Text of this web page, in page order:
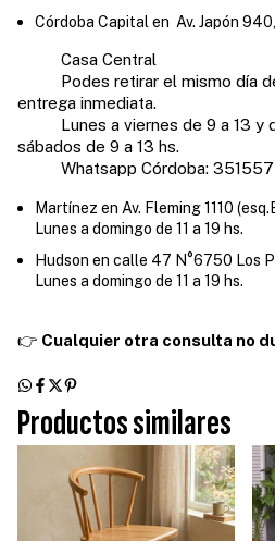
Córdoba Capital en Av. Japón
Casa Central
Podes retirar el mismo día de
entrega inmediata.
Lunes a viernes de 9 a 13 y
sábados de 9 a 13 hs.
Whatsapp Córdoba:
Martínez en Av. Fleming 1110
Lunes a domingo de 11 a 19 hs.
Hudson en calle 47 N°6750 Los
Lunes a domingo de 11 a 19 hs.
👉 Cualquier otra consulta no
Productos similares